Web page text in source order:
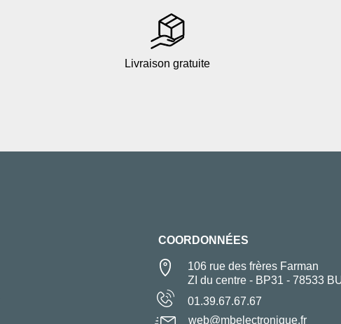
Livraison gratuite
COORDONNÉES
106 rue des frères Farman
ZI du centre - BP31 - 78533
01.39.67.67.67
web@mbelectronique.fr